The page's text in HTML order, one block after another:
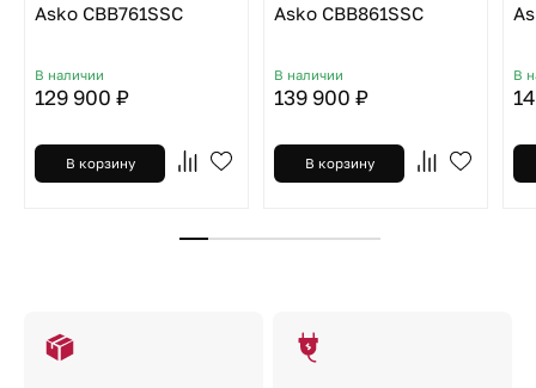
Asko CBB761SSC
В наличии
129 900 ₽
В корзину
Asko CBB861SSC
В наличии
139 900 ₽
В корзину
В